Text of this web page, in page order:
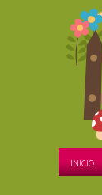
INICIO